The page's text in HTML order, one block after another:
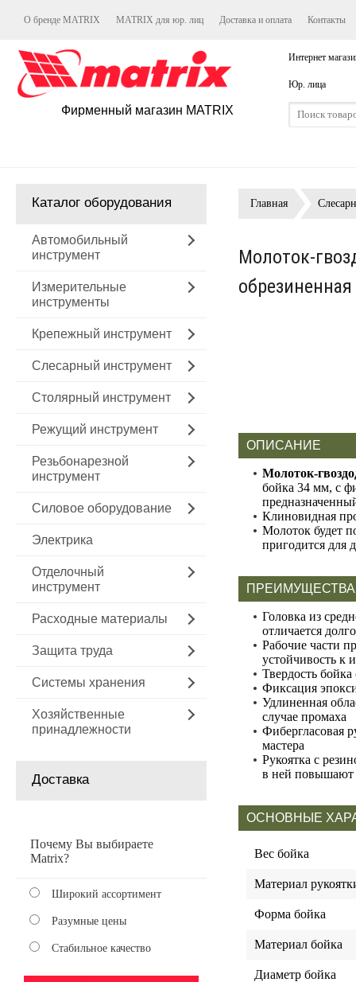
О бренде MATRIX MATRIX для юр. лиц Доставка и оплата Контакты
Фирменный магазин MATRIX
Интернет
Юр. лица
Каталог оборудования
Автомобильный
инструмент
Измерительные
инструменты
Крепежный инструмент
Слесарный инструмент
Столярный инструмент
Режущий инструмент
Резьбонарезной
инструмент
Силовое оборудование
Электрика
Отделочный
инструмент
Расходные материалы
Защита труда
Системы хранения
Хозяйственные
принадлежности
Доставка
Почему Вы выбираете
Matrix?
Широкий ассортимент
Разумные цены
Стабильное качество
Главная
Молоток-
ОПИСАНИЕ
Молоток-
бойка 34 мм, с
Клиновидная
Молоток будет
пригодится для
ПРЕИМУЩЕСТВА
Головка из
отличается
Рабочие части
устойчивость к
Твердость
Фиксация
Удлиненная
случае промаха
Фибергласовая
мастера
Рукоятка с
в ней повышают
ОСНОВНЫЕ
Вес бойка
Материал
Форма бойка
Материал бойка
Диаметр бойка